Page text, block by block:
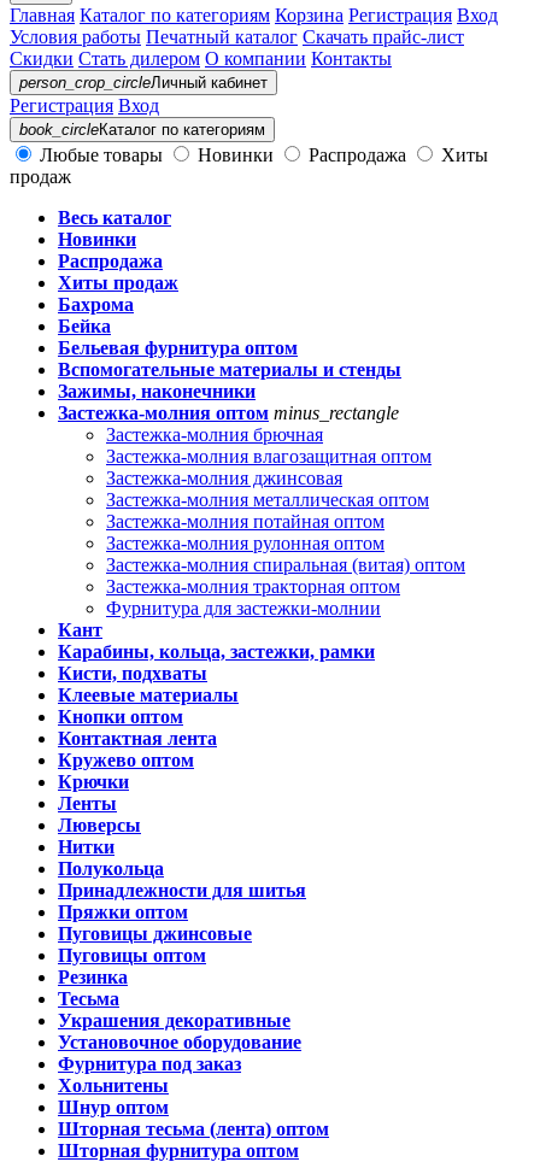
Главная Каталог по категориям Корзина Регистрация Вход
Условия работы Печатный каталог Скачать прайс-лист
Скидки Стать дилером О компании Контакты
person_crop_circleЛичный кабинет
Регистрация Вход
book_circleКаталог по категориям
Любые товары Новинки Распродажа
Хиты
продаж
Весь каталог
Новинки
Распродажа
Хиты продаж
Бахрома
Бейка
Бельевая фурнитура оптом
Вспомогательные материалы и стенды
Зажимы, наконечники
Застежка-молния оптом minus_rectangle
Застежка-молния брючная
Застежка-молния влагозащитная оптом
Застежка-молния джинсовая
Застежка-молния металлическая оптом
Застежка-молния потайная оптом
Застежка-молния рулонная оптом
Застежка-молния спиральная (витая) оптом
Застежка-молния тракторная оптом
Фурнитура для застежки-молнии
Кант
Карабины, кольца, застежки, рамки
Кисти, подхваты
Клеевые материалы
Кнопки оптом
Контактная лента
Кружево оптом
Крючки
Ленты
Люверсы
Нитки
Полукольца
Принадлежности для шитья
Пряжки оптом
Пуговицы джинсовые
Пуговицы оптом
Резинка
Тесьма
Украшения декоративные
Установочное оборудование
Фурнитура под заказ
Хольнитены
Шнур оптом
Шторная тесьма (лента) оптом
Шторная фурнитура оптом